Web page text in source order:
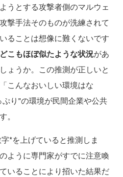
うとする攻撃者側のマルウェ
撃手法そのものが洗練されて
ることは想像に難くないです
こもほぼ似たような状況があ
ょうか。この推測が正しいと
こんなおいしい環境はな
り"の環境が民間企業や公共
。
*を上げていると推測しま
ように専門家がすでに注意喚
いることにより招いた結果だ